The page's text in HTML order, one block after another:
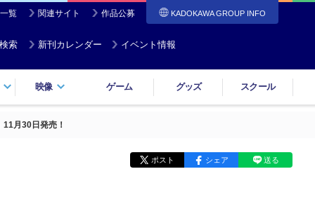
覧 関連サイト 作品公募 KADOKAWA GROUP INFO
索 新刊カレンダー イベント情報
映像 ゲーム グッズ スクール
月30日発売！
ポスト シェア 送る